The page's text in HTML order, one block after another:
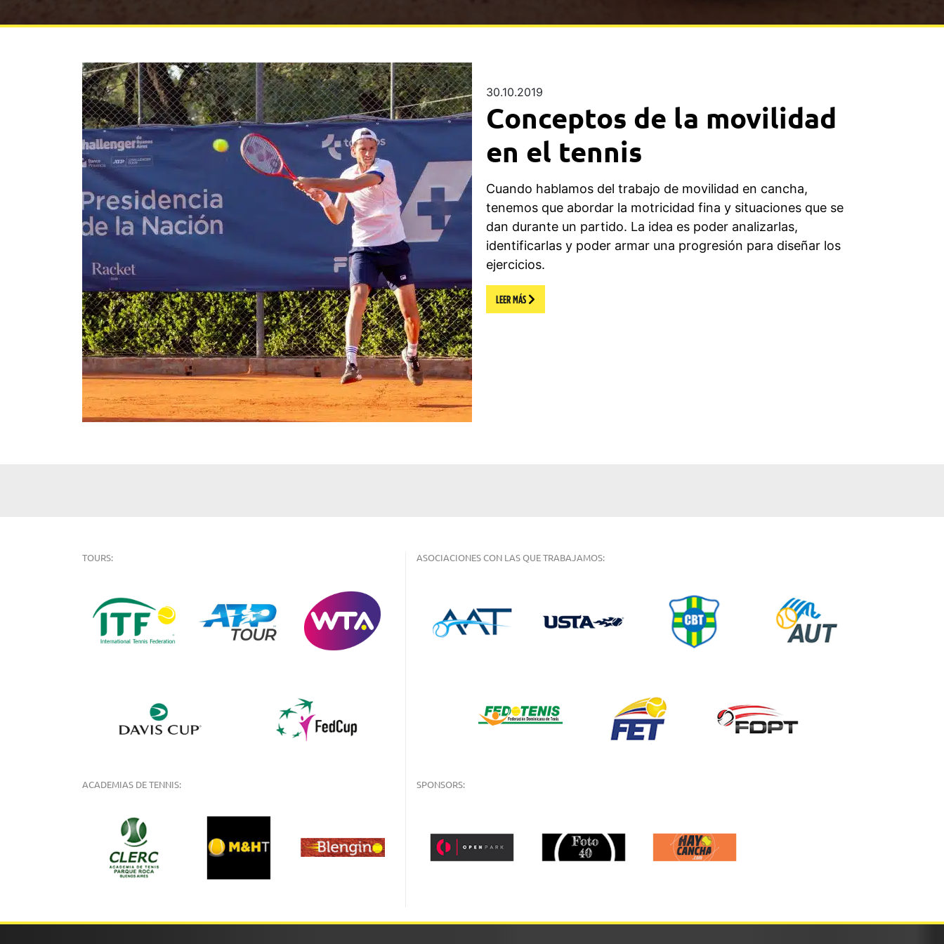
30.10.2019
Conceptos de la movilidad
en el tennis
Cuando hablamos del trabajo de movilidad en cancha,
tenemos que abordar la motricidad fina y situaciones que se
dan durante un partido. La idea es poder analizarlas,
identificarlas y poder armar una progresión para diseñar los
ejercicios.
LEER MÁS
TOURS:
ACADEMIAS DE TENNIS:
ASOCIACIONES CON LAS QUE TRABAJAMOS:
SPONSORS: